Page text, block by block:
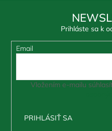
Prihláste sa k
Email
Vložením e-mailu
PRIHLÁSIŤ SA